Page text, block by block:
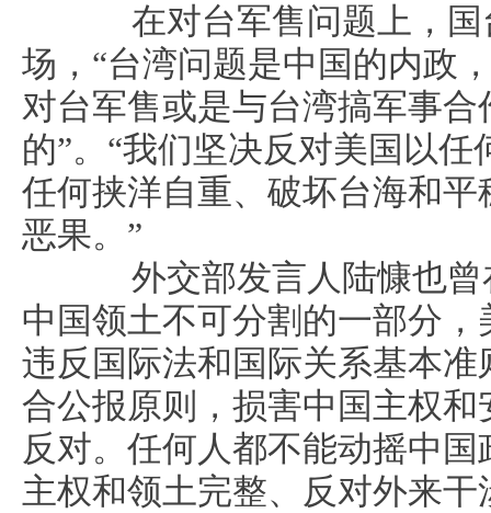
在对台军售问题上，国
场，“台湾问题是中国的内政
对台军售或是与台湾搞军事
的”。“我们坚决反对美国以
任何挟洋自重、破坏台海和
恶果。”
外交部发言人陆慷也曾
中国领土不可分割的一部分
违反国际法和国际关系基本
合公报原则，损害中国主权
反对。任何人都不能动摇中
主权和领土完整、反对外来